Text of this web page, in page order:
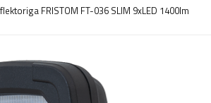
FRISTOM FT-036 SLIM 9xLED 1400lm